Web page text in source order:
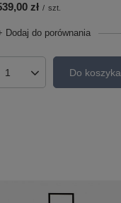
zł / szt.
Dodaj do porównania
Ilość produktówDo koszyka